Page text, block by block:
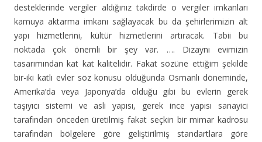
desteklerinde vergiler aldığınız takdirde o vergiler imkanları
kamuya aktarma imkanı sağlayacak bu da şehirlerimizin alt
yapı hizmetlerini, kültür hizmetlerini artıracak. Tabii bu
noktada çok önemli bir şey var. …. Dizaynı evimizin
tasarımından kat kat kalitelidir. Fakat sözüne ettiğim şekilde
bir-iki katlı evler söz konusu olduğunda Osmanlı döneminde,
Amerika’da veya Japonya’da olduğu gibi bu evlerin gerek
taşıyıcı sistemi ve asli yapısı, gerek ince yapısı sanayici
tarafından önceden üretilmiş fakat seçkin bir mimar kadrosu
tarafından bölgelere göre geliştirilmiş standartlara göre